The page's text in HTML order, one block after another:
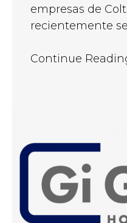
empresas de
recientemente
Continue